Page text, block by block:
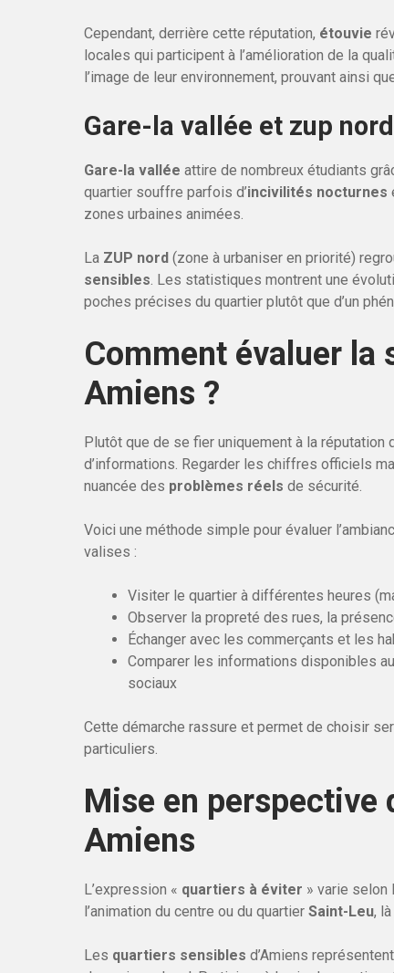
Cependant, derrière cette réputation, étouvie
locales qui participent à l’amélioration de la
l’image de leur environnement, prouvant ainsi
Gare-la vallée et zup
Gare-la vallée attire de nombreux étudiants
quartier souffre parfois d’incivilités nocturnes
zones urbaines animées.
La ZUP nord (zone à urbaniser en priorité)
sensibles. Les statistiques montrent une
poches précises du quartier plutôt que d’un
Comment évaluer la
Amiens ?
Plutôt que de se fier uniquement à la réputation
d’informations. Regarder les chiffres officiels
nuancée des problèmes réels de sécurité.
Voici une méthode simple pour évaluer
valises :
Visiter le quartier à différentes heures
Observer la propreté des rues, la
Échanger avec les commerçants et les
Comparer les informations disponibles
sociaux
Cette démarche rassure et permet de choisir
particuliers.
Mise en perspective
Amiens
L’expression « quartiers à éviter » varie selon
l’animation du centre ou du quartier Saint-Leu,
Les quartiers sensibles d’Amiens